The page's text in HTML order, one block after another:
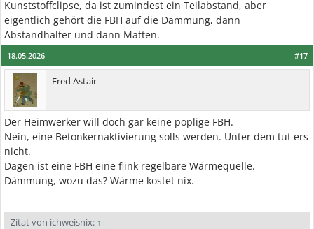
Kunststoffclipse, da ist zumindest ein Teilabstand, aber
eigentlich gehört die FBH auf die Dämmung, dann
Abstandhalter und dann Matten.
#17
18.05.2026
Fred Astair
Der Heimwerker will doch gar keine poplige FBH.
Nein, eine Betonkernaktivierung solls werden. Unter dem tut ers
nicht.
Dagen ist eine FBH eine flink regelbare Wärmequelle.
Dämmung, wozu das? Wärme kostet nix.
Zitat von ichweisnix: ↑